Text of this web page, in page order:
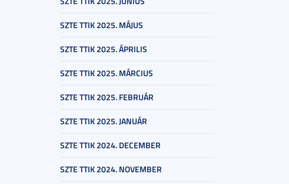
SZTE TTIK 2025. MÁJUS
SZTE TTIK 2025. ÁPRILIS
SZTE TTIK 2025. MÁRCIUS
SZTE TTIK 2025. FEBRUÁR
SZTE TTIK 2025. JANUÁR
SZTE TTIK 2024. DECEMBER
SZTE TTIK 2024. NOVEMBER